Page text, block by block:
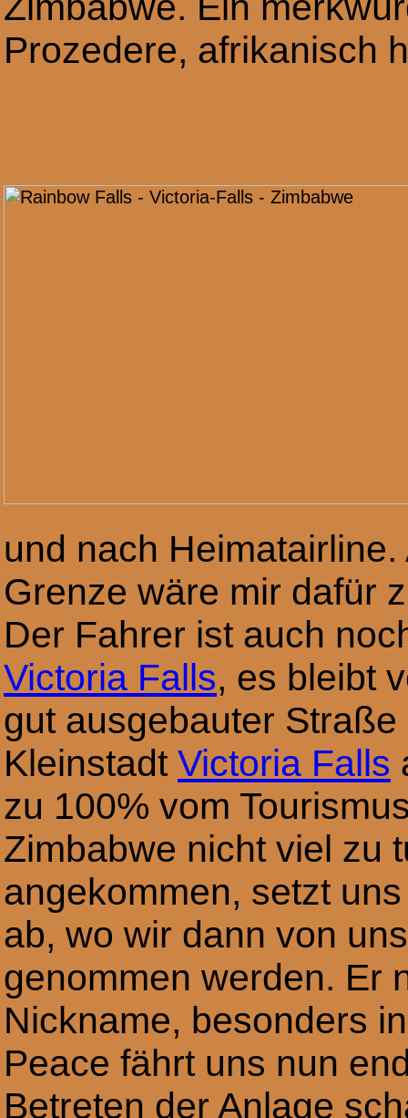
Prozedere, afrikanisch
und nach
Grenze wäre mir dafür
Der Fahrer ist auch
Victoria Falls, es bleibt
gut ausgebauter
Kleinstadt Victoria Falls
zu 100% vom
Zimbabwe nicht viel zu
angekommen, setzt
ab, wo wir dann von
genommen werden. Er
Nickname, besonders
Peace fährt uns nun
Betreten der Anlage